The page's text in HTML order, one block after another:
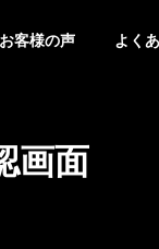
お客様の声 よく
画面